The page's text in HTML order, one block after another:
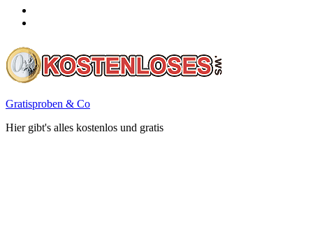
Gratisproben & Co
Hier gibt's alles kostenlos und gratis